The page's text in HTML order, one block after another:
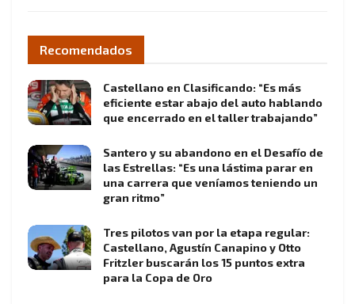
Recomendados
Castellano en Clasificando: “Es más
eficiente estar abajo del auto hablando
que encerrado en el taller trabajando”
Santero y su abandono en el Desafío de
las Estrellas: “Es una lástima parar en
una carrera que veníamos teniendo un
gran ritmo”
Tres pilotos van por la etapa regular:
Castellano, Agustín Canapino y Otto
Fritzler buscarán los 15 puntos extra
para la Copa de Oro